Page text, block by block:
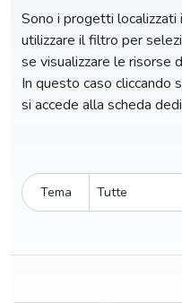
Sono i progetti
utilizzare il filtro per
se visualizzare le risorse
In questo caso
si accede alla scheda
Tema